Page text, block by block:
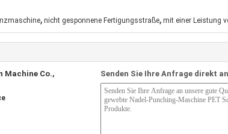
, nicht gesponnene Fertigungsstraße, mit einer Leistung
Machine Co.,
Senden Sie Ihre Anfrage direkt